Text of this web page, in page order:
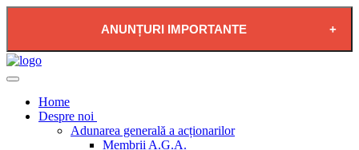
ANUNȚURI IMPORTANTE
NEAGRĂ
Home
Despre noi
Adunarea generală a acționarilor
Membrii A.G.A.